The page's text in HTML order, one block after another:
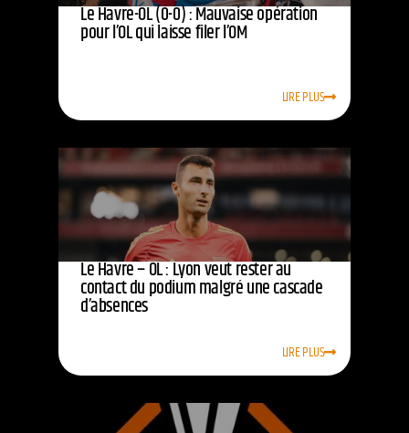
Le Havre-OL (0-0) : Mauvaise opération
pour l’OL qui laisse filer l’OM
LIRE PLUS
Le Havre – OL : Lyon veut rester au
contact du podium malgré une cascade
d’absences
LIRE PLUS